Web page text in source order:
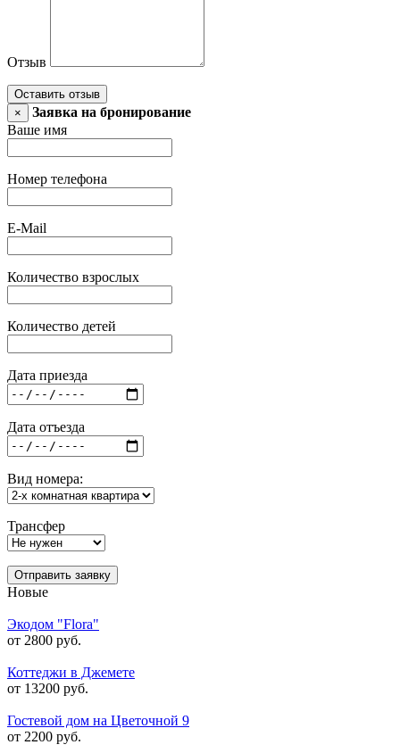
Отзыв
Оставить отзыв
×
Заявка на бронирование
Ваше имя
Номер телефона
E-Mail
Количество взрослых
Количество детей
Дата приезда
Дата отъезда
Вид номера:
Трансфер
Отправить заявку
Новые
Экодом "Flora"
от 2800 руб.
Коттеджи в Джемете
от 13200 руб.
Гостевой дом на Цветочной 9
от 2200 руб.